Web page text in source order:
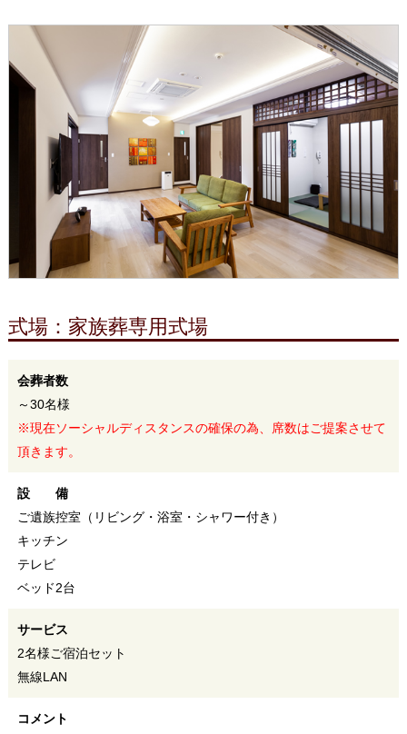
式場：家族葬専用式場
会葬者数
～30名様
※現在ソーシャルディスタンスの確保の為、席数はご提案させて
頂きます。
設 備
ご遺族控室（リビング・浴室・シャワー付き）
キッチン
テレビ
ベッド2台
サービス
2名様ご宿泊セット
無線LAN
コメント